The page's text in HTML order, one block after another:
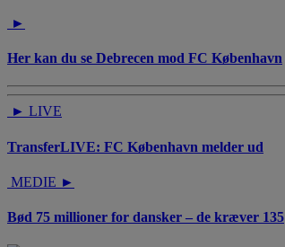
►
Her kan du se Debrecen mod FC København
► LIVE
TransferLIVE: FC København melder ud
MEDIE ►
Bød 75 millioner for dansker – de kræver 135